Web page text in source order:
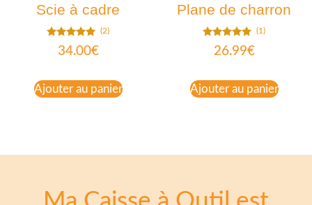
Scie à cadre
Note
5.00
(2)
34.00€
Ajouter au panier
Plane de charron
Note
5.00
(1)
26.99€
Ajouter au panier